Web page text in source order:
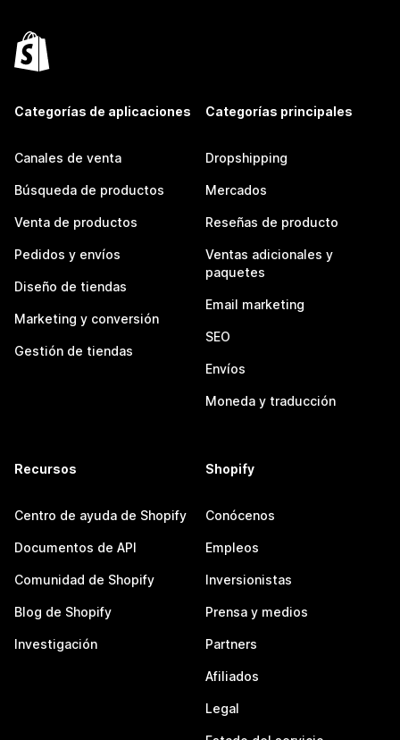
Categorías de aplicaciones
Canales de venta
Búsqueda de productos
Venta de productos
Pedidos y envíos
Diseño de tiendas
Marketing y conversión
Gestión de tiendas
Categorías principales
Dropshipping
Mercados
Reseñas de producto
Ventas adicionales y
paquetes
Email marketing
SEO
Envíos
Moneda y traducción
Recursos
Centro de ayuda de Shopify
Documentos de API
Comunidad de Shopify
Blog de Shopify
Investigación
Shopify
Conócenos
Empleos
Inversionistas
Prensa y medios
Partners
Afiliados
Legal